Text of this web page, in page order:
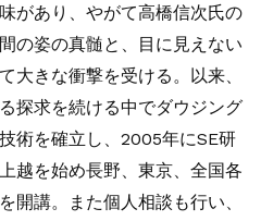
があり、やがて高橋信次氏の
の姿の真髄と、目に見えない
大きな衝撃を受ける。以来、
探求を続ける中でダウジング
術を確立し、2005年にSE研
越を始め長野、東京、全国各
開講。また個人相談も行い、